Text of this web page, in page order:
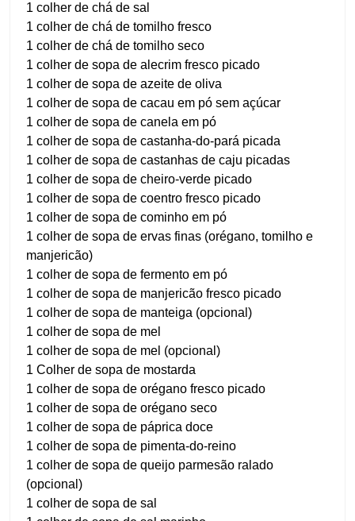
1 colher de chá de sal
1 colher de chá de tomilho fresco
1 colher de chá de tomilho seco
1 colher de sopa de alecrim fresco picado
1 colher de sopa de azeite de oliva
1 colher de sopa de cacau em pó sem açúcar
1 colher de sopa de canela em pó
1 colher de sopa de castanha-do-pará picada
1 colher de sopa de castanhas de caju picadas
1 colher de sopa de cheiro-verde picado
1 colher de sopa de coentro fresco picado
1 colher de sopa de cominho em pó
1 colher de sopa de ervas finas (orégano, tomilho e
manjericão)
1 colher de sopa de fermento em pó
1 colher de sopa de manjericão fresco picado
1 colher de sopa de manteiga (opcional)
1 colher de sopa de mel
1 colher de sopa de mel (opcional)
1 Colher de sopa de mostarda
1 colher de sopa de orégano fresco picado
1 colher de sopa de orégano seco
1 colher de sopa de páprica doce
1 colher de sopa de pimenta-do-reino
1 colher de sopa de queijo parmesão ralado
(opcional)
1 colher de sopa de sal